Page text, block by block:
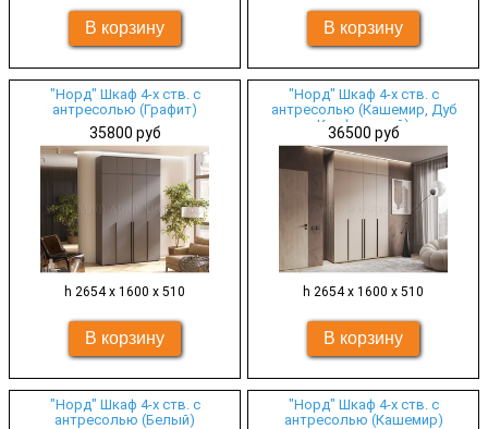
"Норд" Шкаф 4-х ств. с
антресолью (Графит)
35800 руб
h 2654 х 1600 х 510
"Норд" Шкаф 4-х ств. с
антресолью (Кашемир, Дуб
Крафт серый)
36500 руб
h 2654 х 1600 х 510
"Норд" Шкаф 4-х ств. с
антресолью (Белый)
"Норд" Шкаф 4-х ств. с
антресолью (Кашемир)